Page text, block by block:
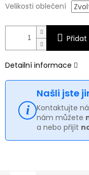
Velikosti oblečení
Přidat
Detailní informace
Našli jste
Kontaktujte
nám můžete
a nebo přijít